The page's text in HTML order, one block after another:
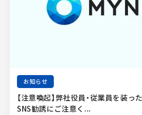
お知らせ
【注意喚起】弊社役員・従業員を装っ
SNS勧誘にご注意く...